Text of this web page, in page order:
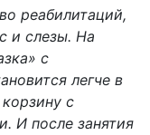
реабилитаций,
и слезы. На
с
легче в
с
И после занятия